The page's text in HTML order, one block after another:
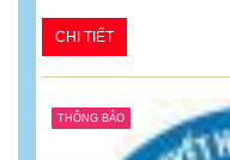
CHI TIẾT
THÔNG BÁO